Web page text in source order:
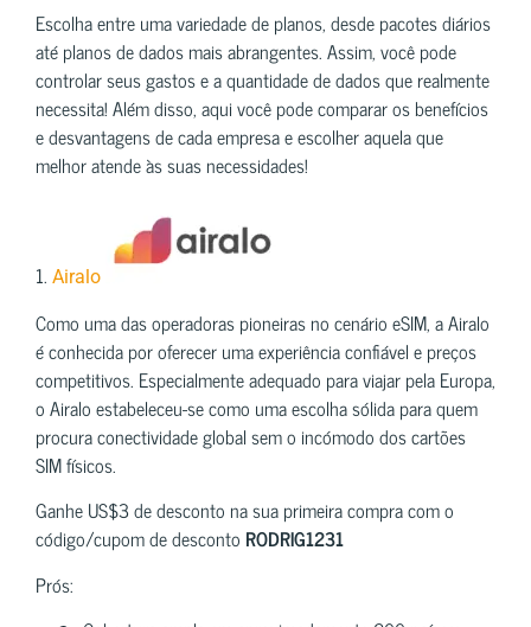
Escolha entre uma variedade de planos, desde pacotes diários
até planos de dados mais abrangentes. Assim, você pode
controlar seus gastos e a quantidade de dados que realmente
necessita! Além disso, aqui você pode comparar os benefícios
e desvantagens de cada empresa e escolher aquela que
melhor atende às suas necessidades!
1. Airalo
Como uma das operadoras pioneiras no cenário eSIM, a Airalo
é conhecida por oferecer uma experiência confiável e preços
competitivos. Especialmente adequado para viajar pela Europa,
o Airalo estabeleceu-se como uma escolha sólida para quem
procura conectividade global sem o incómodo dos cartões
SIM físicos.
Ganhe US$3 de desconto na sua primeira compra com o
código/cupom de desconto RODRIG1231
Prós: